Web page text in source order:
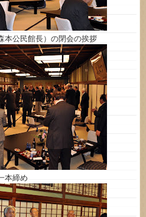
本公民館長）の閉会の挨拶
本締め